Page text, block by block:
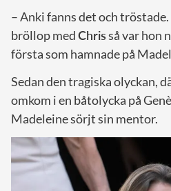
– Anki fanns det och
bröllop medChrisså var hon
första som hamnade på
Sedan den tragiska olyckan,
omkom i en båtolycka på
Madeleine sörjt sin mentor.